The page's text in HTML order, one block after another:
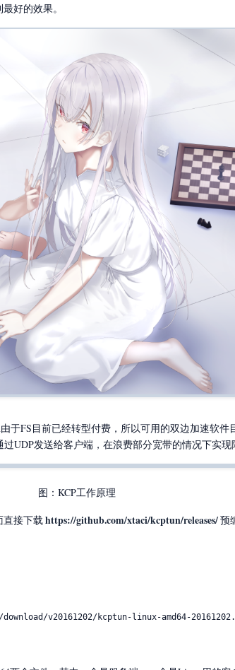
好的效果。
于FS目前已经转型付费，所以可用的双边加速软件
UDP发送给客户端，在浪费部分宽带的情况下实
图：KCP工作原理
直接下载https://github.com/xtaci/kcptun/releases/预
v20161202/kcptun-linux-amd64-